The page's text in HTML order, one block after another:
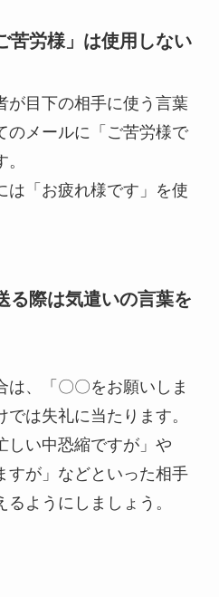
苦労様」は使用しない
が目下の相手に使う言葉
のメールに「ご苦労様で
は「お疲れ様です」を使
る際は気遣いの言葉を
は、「〇〇をお願いしま
は失礼に当たります。
しい中恐縮ですが」や
すが」などといった相手
ようにしましょう。